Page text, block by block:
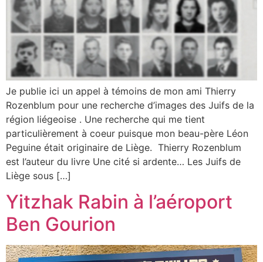
Je publie ici un appel à témoins de mon ami Thierry
Rozenblum pour une recherche d’images des Juifs de la
région liégeoise . Une recherche qui me tient
particulièrement à coeur puisque mon beau-père Léon
Peguine était originaire de Liège. Thierry Rozenblum
est l’auteur du livre Une cité si ardente… Les Juifs de
Liège sous […]
Yitzhak Rabin à l’aéroport
Ben Gourion